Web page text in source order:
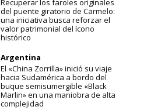
Recuperar los faroles originales
del puente giratorio de Carmelo:
una iniciativa busca reforzar el
valor patrimonial del ícono
histórico
Argentina
El «China Zorrilla» inició su viaje
hacia Sudamérica a bordo del
buque semisumergible «Black
Marlin» en una maniobra de alta
complejidad